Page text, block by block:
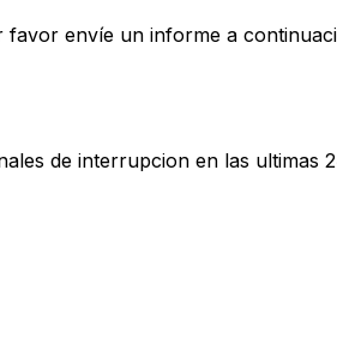
favor envíe un informe a
de interrupcion en las